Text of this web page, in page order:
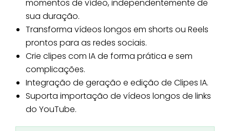
momentos de vídeo, independentemente de
sua duração.
Transforma vídeos longos em shorts ou Reels
prontos para as redes sociais.
Crie clipes com IA de forma prática e sem
complicações.
Integração de geração e edição de Clipes IA.
Suporta importação de vídeos longos de links
do YouTube.